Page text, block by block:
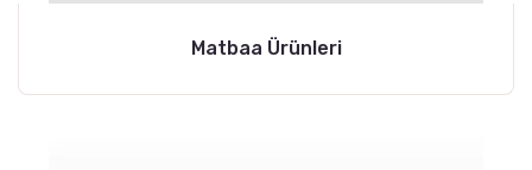
Matbaa Ürünleri